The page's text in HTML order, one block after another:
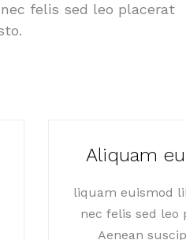
felis sed leo placerat
Aliquam
liquam euismod
nec felis sed leo
Aenean